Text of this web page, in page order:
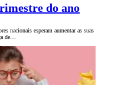
do ano
nacionais esperam aumentar as suas
de…